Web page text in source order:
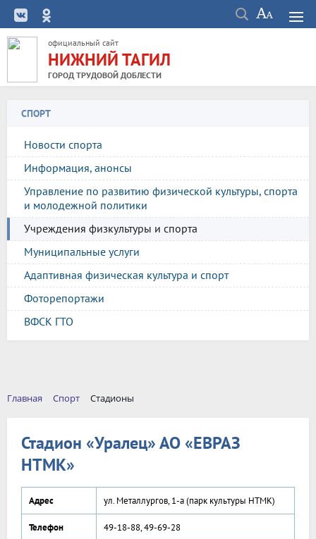
официальный сайт
НИЖНИЙ ТАГИЛ
ГОРОД ТРУДОВОЙ ДОБЛЕСТИ
СПОРТ
Новости спорта
Информация, анонсы
Управление по развитию физической культуры, спорта
и молодежной политики
Учреждения физкультуры и спорта
Муниципальные услуги
Адаптивная физическая культура и спорт
Фоторепортажи
ВФСК ГТО
Главная Спорт Стадионы
Стадион «Уралец» АО «ЕВРАЗ
НТМК»
Адрес ул. Металлургов, 1-а (парк культуры НТМК)
Телефон 49-18-88, 49-69-28